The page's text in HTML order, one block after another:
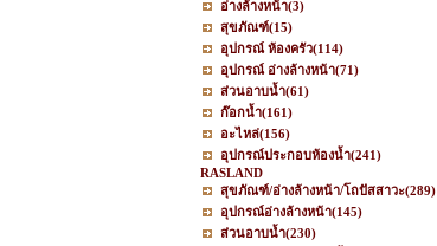
อ่างล้างหน้า(3)
สุขภัณฑ์(15)
อุปกรณ์ ห้องครัว(114)
อุปกรณ์ อ่างล้างหน้า(71)
ส่วนอาบน้ำ(61)
ก๊อกน้ำ(161)
อะไหล่(156)
อุปกรณ์ประกอบห้องน้ำ(241)
RASLAND
สุขภัณฑ์/อ่างล้างหน้า/โถปัสสาวะ(289)
อุปกรณ์อ่างล้างหน้า(145)
ส่วนอาบน้ำ(230)